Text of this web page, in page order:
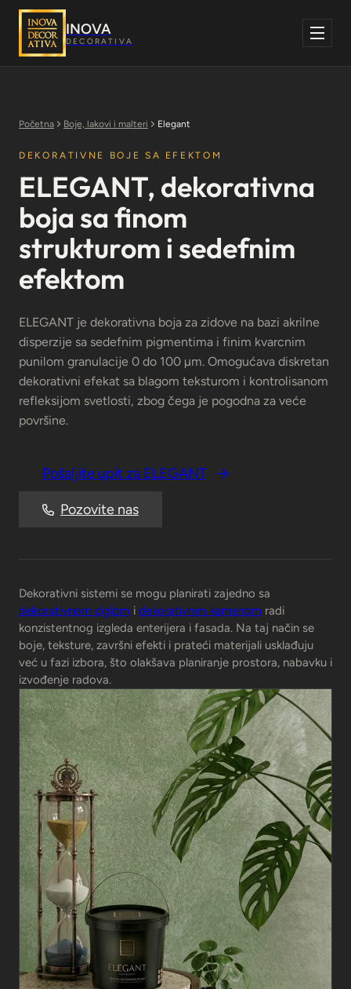
Skoči
sadržaj
INOVA
DECORATIVA
Početna Boje, lakovi i malteri Elegant
DEKORATIVNE BOJE SA EFEKTOM
ELEGANT, dekorativna
boja sa finom
strukturom i sedefnim
efektom
ELEGANT je dekorativna boja za zidove na bazi akrilne
disperzije sa sedefnim pigmentima i finim kvarcnim
punilom granulacije 0 do 100 µm. Omogućava diskretan
dekorativni efekat sa blagom teksturom i kontrolisanom
refleksijom svetlosti, zbog čega je pogodna za veće
površine.
Pošaljite upit za ELEGANT
Pozovite nas
Dekorativni sistemi se mogu planirati zajedno sa
dekorativnom ciglom i dekorativnim kamenom radi
konzistentnog izgleda enterijera i fasada. Na taj način se
boje, teksture, završni efekti i prateći materijali usklađuju
već u fazi izbora, što olakšava planiranje prostora, nabavku i
izvođenje radova.